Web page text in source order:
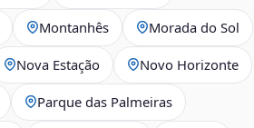
Montanhês Morada do Sol
Nova Estação Novo Horizonte
Parque das Palmeiras